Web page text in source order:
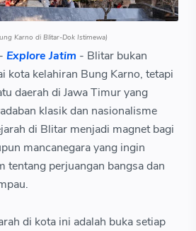
Karno di Blitar-Dok Istimewa)
- Explore Jatim - Blitar bukan
kota kelahiran Bung Karno, tetapi
daerah di Jawa Timur yang
klasik dan nasionalisme
di Blitar menjadi magnet bagi
mancanegara yang ingin
tentang perjuangan bangsa dan
di kota ini adalah buka setiap